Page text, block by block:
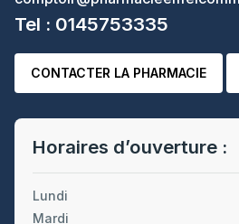
Tel : 0145753335
CONTACTER LA PHARMACIE
Horaires d’ouverture :
Lundi
Mardi